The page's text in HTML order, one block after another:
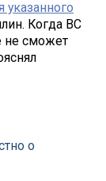
Когда ВС
не сможет
о